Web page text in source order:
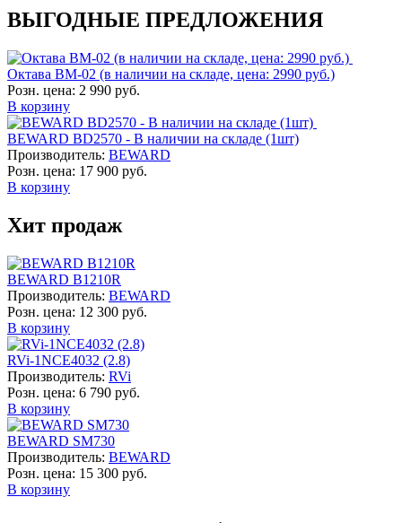
ВЫГОДНЫЕ ПРЕДЛОЖЕНИЯ
Октава ВМ-02 (в наличии на складе, цена: 2990 руб.)
Розн. цена: 2 990 руб.
В корзину
BEWARD BD2570 - В наличии на складе (1шт)
Производитель: BEWARD
Розн. цена: 17 900 руб.
В корзину
Хит продаж
BEWARD B1210R
Производитель: BEWARD
Розн. цена: 12 300 руб.
В корзину
RVi-1NCE4032 (2.8)
Производитель: RVi
Розн. цена: 6 790 руб.
В корзину
BEWARD SM730
Производитель: BEWARD
Розн. цена: 15 300 руб.
В корзину